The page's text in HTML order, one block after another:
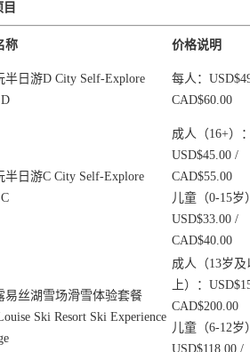
目
称 价格说明
半日游D City Self-Explore
每人：
CAD$60.00
半日游C City Self-Explore
成人（16+）
USD$45.00 /
CAD$55.00
儿童（0-15岁
USD$33.00 /
CAD$40.00
易丝湖雪场滑雪体验套餐
Ski Resort Ski Experience
成人（13岁及
上）：
CAD$200.00
儿童（6-12岁
USD$118.00 /